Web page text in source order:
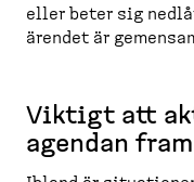
eller beter sig
ärendet är
Viktigt att
agendan